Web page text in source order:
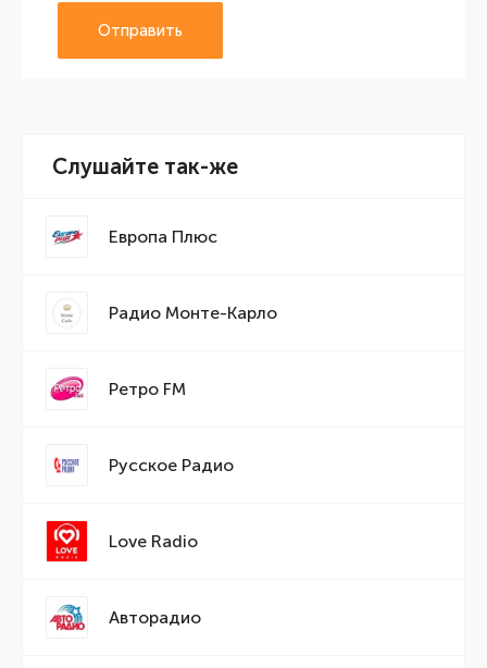
Отправить
Слушайте так-же
Европа Плюс
Радио Монте-Карло
Ретро FM
Русское Радио
Love Radio
Авторадио